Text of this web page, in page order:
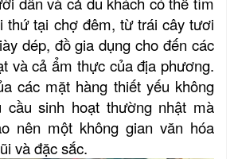
thứ tại chợ đêm, từ trái cây tươi
dép, đồ gia dụng cho đến các
và cả ẩm thực của địa phương.
các mặt hàng thiết yếu không
sinh hoạt thường nhật mà
nên một không gian văn hóa
và đặc sắc.